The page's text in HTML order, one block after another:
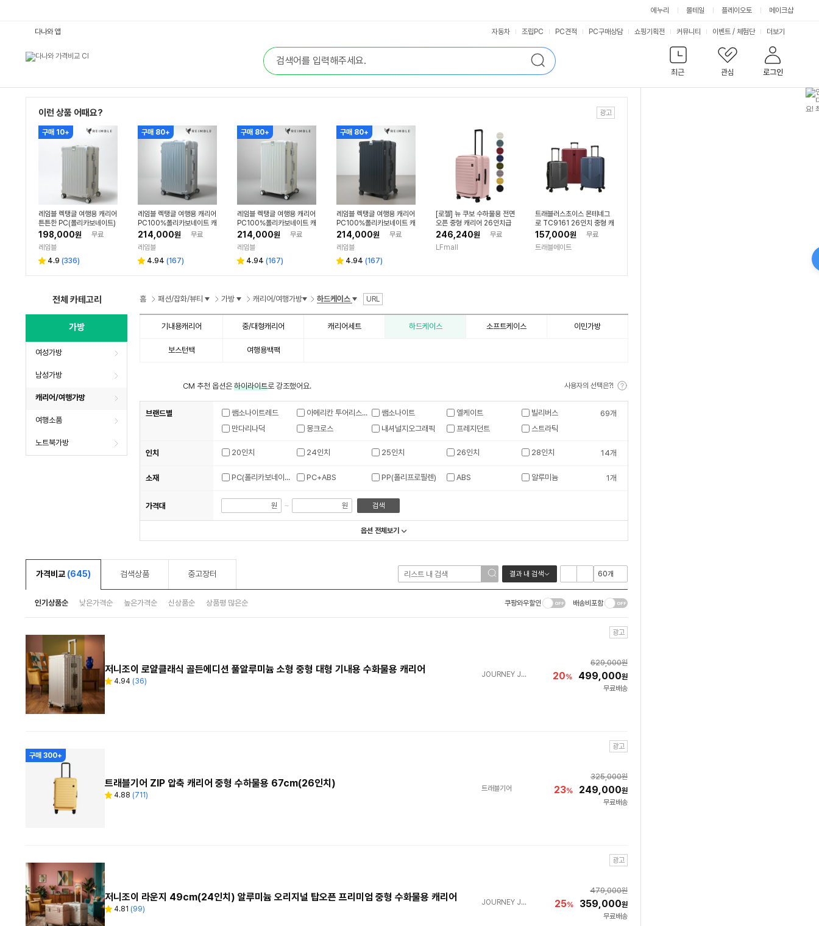
에누리 몰테일 플레이오토
메이크샵
합
검
색
검
색
최근
관심 로그인
다나와 앱 자동차 조립PC PC견적 PC구매상담 쇼핑기획전 커뮤니티 이벤트 / 체험단 서
비
스
더보기
이런 상품 어때요?
구매 10+
레임블 렉탱글 여행용 캐리어
튼튼한 PC(폴리카보네이트)
대용량 캐리어 중형 68cm
(24인치)
198,000원
무료
레임블
별 4.9 리
(336)
구매 80+
레임블 렉탱글 여행용 캐리어
PC100%폴리카보네이트 캐
리어 중형 수하물 케리어 73
cm(26인치)
214,000원
무료
레임블
별 4.94 리
(167)
구매 80+
레임블 렉탱글 여행용 캐리어
PC100%폴리카보네이트 캐
리어 중형 수하물 케리어 73
cm(26인치)
214,000원
무료
레임블
별 4.94 리
(167)
구매 80+
레임블 렉탱글 여행용 캐리어
PC100%폴리카보네이트 캐
리어 중형 수하물 케리어 73
cm(26인치)
214,000원
무료
레임블
별 4.94 리
(167)
[로젤] 뉴 쿠보 수하물용 전면
오픈 중형 캐리어 26인치급
SET-1627N_M
246,240원
무료
LFmall
트래블러스초이스 몬테네그
로 TC9161 26인치 중형 캐
리어
157,000원
무료
트래블메이트
전체 카테고리
가방
여성가방
남성가방
캐리어/여행가방
여행소품
노트북가방
홈 패션/잡화/뷰티 가방 캐리어/여행가방 하드케이스 URL
기내용캐리어 중/대형캐리어 캐리어세트 하드케이스 소프트케이스 이민가방
보스턴백 여행용백팩
CM 추천 옵션은 하이라이트로 강조했어요. 사용자의 선택은?!
브랜드별 쌤소나이트레드 아메리칸 투어리스터 쌤소나이트 엘케이트
빌리버스
만다리나덕
몽크로스 내셔널지오그래픽 프레지던트 스트라틱
69개
인치 20인치 24인치 25인치 26인치 28인치 14개
소재 PC(폴리카보네이트) PC+ABS PP(폴리프로필렌) ABS 알루미늄 1개
가격대 원 ~ 원 검색
옵션 전체보기
가격비교 (645) 검색상품 중고장터 결과 내 검색
인기상품순 낮은가격순 높은가격순 신상품순 상품평 많은순 쿠팡와우할인 배송비포함
광고
저니조이 로얄클래식 골든에디션 풀알루미늄 소형 중형 대형 기내용 수화물용 캐리어
별
점
4.94
리
(36)
JOURNEY JOY
629,000원
20% 499,000원
무료배송
광고
구매 300+
트래블기어 ZIP 압축 캐리어 중형 수하물용 67cm(26인치)
별 4.88
리
(711)
트래블기어
325,000원
23% 249,000원
무료배송
광고
저니조이 라운지 49cm(24인치) 알루미늄 오리지널 탑오픈 프리미엄 중형 수화물용 캐리어
별
점
4.81
리
(99)
JOURNEY JOY
479,000원
25% 359,000원
무료배송